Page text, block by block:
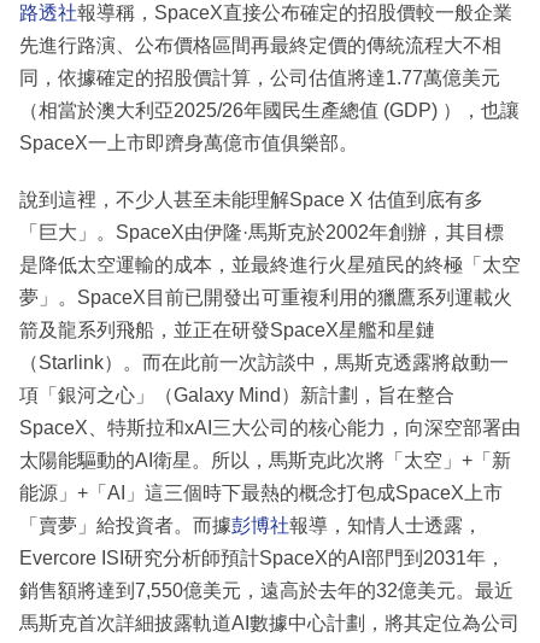
路透社報導稱，SpaceX直接公布確定的招股價較一般企業
先進行路演、公布價格區間再最終定價的傳統流程大不相
同，依據確定的招股價計算，公司估值將達1.77萬億美元
（相當於澳大利亞2025/26年國民生產總值 (GDP) ），也讓
SpaceX一上市即躋身萬億市值俱樂部。
說到這裡，不少人甚至未能理解Space X 估值到底有多
「巨大」。SpaceX由伊隆·馬斯克於2002年創辦，其目標
是降低太空運輸的成本，並最終進行火星殖民的終極「太空
夢」。SpaceX目前已開發出可重複利用的獵鷹系列運載火
箭及龍系列飛船，並正在研發SpaceX星艦和星鏈
（Starlink）。而在此前一次訪談中，馬斯克透露將啟動一
項「銀河之心」（Galaxy Mind）新計劃，旨在整合
SpaceX、特斯拉和xAI三大公司的核心能力，向深空部署由
太陽能驅動的AI衛星。所以，馬斯克此次將「太空」+「新
能源」+「AI」這三個時下最熱的概念打包成SpaceX上市
「賣夢」給投資者。而據彭博社報導，知情人士透露，
Evercore ISI研究分析師預計SpaceX的AI部門到2031年，
銷售額將達到7,550億美元，遠高於去年的32億美元。最近
馬斯克首次詳細披露軌道AI數據中心計劃，將其定位為公司